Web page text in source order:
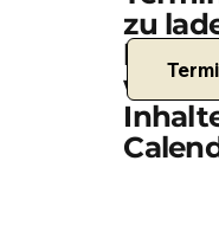
zu